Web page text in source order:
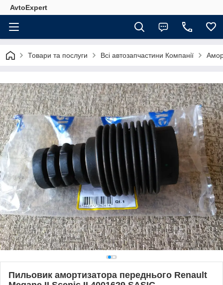
AvtoExpert
Товари та послуги Всі автозапчастини Компанії
Пильовик амортизатора переднього Renault